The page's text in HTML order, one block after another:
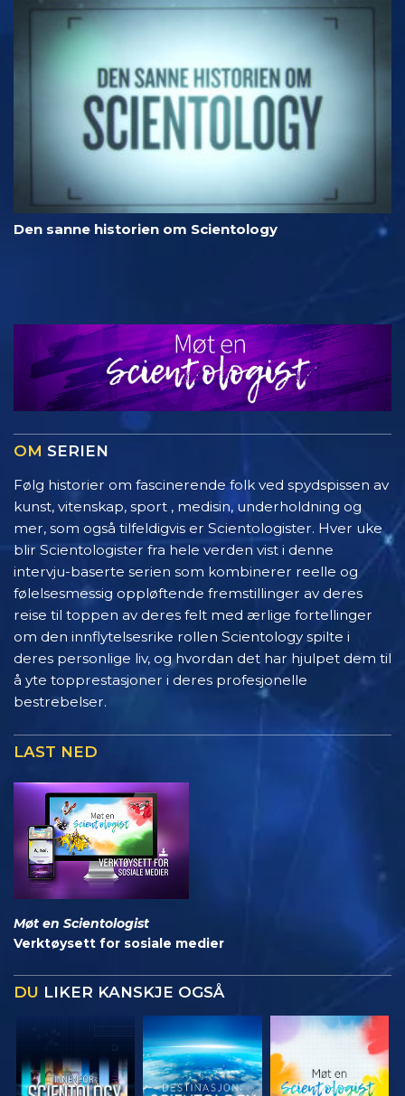
Den sanne historien om Scientology
OM SERIEN
Følg historier om fascinerende folk ved spydspissen av
kunst, vitenskap, sport , medisin, underholdning og
mer, som også tilfeldigvis er Scientologister. Hver uke
blir Scientologister fra hele verden vist i denne
intervju-baserte serien som kombinerer reelle og
følelsesmessig oppløftende fremstillinger av deres
reise til toppen av deres felt med ærlige fortellinger
om den innflytelsesrike rollen Scientology spilte i
deres personlige liv, og hvordan det har hjulpet dem til
å yte topprestasjoner i deres profesjonelle
bestrebelser.
LAST NED
Møt en Scientologist
Verktøysett for sosiale medier
DU LIKER KANSKJE OGSÅ